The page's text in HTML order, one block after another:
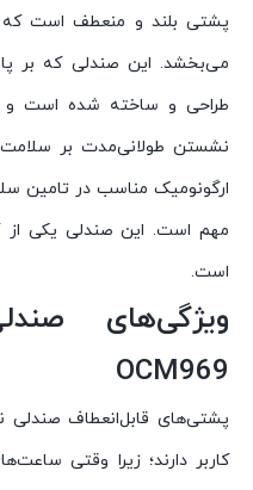
پشتی بلند و منعطف است که
می‌بخشد. این صندلی که بر
طراحی و ساخته شده است و
نشستن طولانی‌مدت بر
ارگونومیک مناسب در تامین
مهم است. این صندلی یکی از
است.
ویژگی‌های
OCM969
پشتی‌های قابل‌انعطاف
کاربر دارند؛ زیرا وقتی